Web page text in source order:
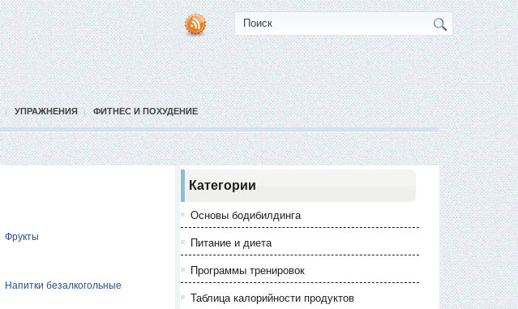
УПРАЖНЕНИЯ ФИТНЕС И ПОХУДЕНИЕ
Фрукты
Напитки безалкогольные
Категории
Основы бодибилдинга
Питание и диета
Программы тренировок
Таблица калорийности продуктов